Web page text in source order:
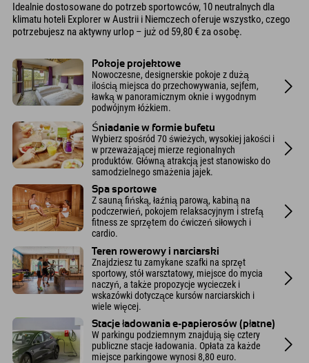
Idealnie dostosowane do potrzeb sportowców, 10 neutralnych dla
klimatu hoteli Explorer w Austrii i Niemczech oferuje wszystko, czego
potrzebujesz na aktywny urlop – już od 59,80 € za osobę.
Pokoje projektowe
Nowoczesne, designerskie pokoje z dużą
ilością miejsca do przechowywania, sejfem,
ławką w panoramicznym oknie i wygodnym
podwójnym łóżkiem.
Śniadanie w formie bufetu
Wybierz spośród 70 świeżych, wysokiej jakości i
w przeważającej mierze regionalnych
produktów. Główną atrakcją jest stanowisko do
samodzielnego smażenia jajek.
Spa sportowe
Z sauną fińską, łaźnią parową, kabiną na
podczerwień, pokojem relaksacyjnym i strefą
fitness ze sprzętem do ćwiczeń siłowych i
cardio.
Teren rowerowy i narciarski
Znajdziesz tu zamykane szafki na sprzęt
sportowy, stół warsztatowy, miejsce do mycia
naczyń, a także propozycje wycieczek i
wskazówki dotyczące kursów narciarskich i
wiele więcej.
Stacje ładowania e-papierosów (płatne)
W parkingu podziemnym znajdują się cztery
publiczne stacje ładowania. Opłata za każde
miejsce parkingowe wynosi 8,80 euro.